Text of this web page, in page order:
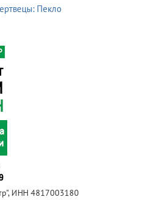
Пекло
ИНН 4817003180